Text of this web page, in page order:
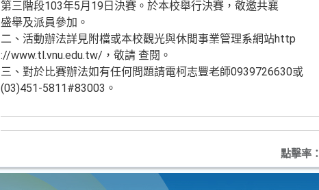
第三階段103年5月19日決賽。於本校舉行決賽，敬邀共襄
盛舉及派員參加。
二、活動辦法詳見附檔或本校觀光與休閒事業管理系網站http
://www.tl.vnu.edu.tw/，敬請 查閱。
三、對於比賽辦法如有任何問題請電柯志豐老師0939726630或
(03)451-5811#83003。
點擊率：